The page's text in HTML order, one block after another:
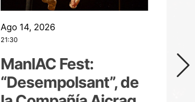
Ago 14, 2026
21:30
ManIAC Fest:
“Desempolsant”, de